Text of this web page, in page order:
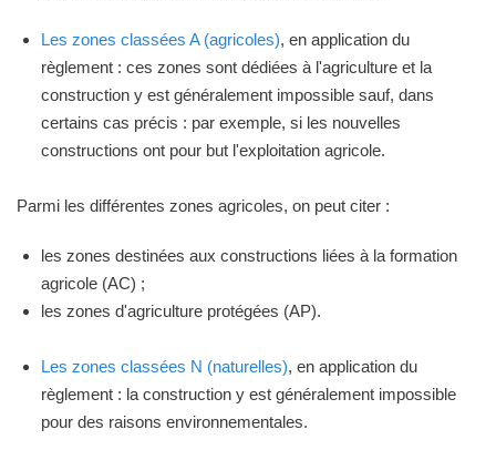
Les zones classées A (agricoles), en application du
règlement : ces zones sont dédiées à l'agriculture et la
construction y est généralement impossible sauf, dans
certains cas précis : par exemple, si les nouvelles
constructions ont pour but l'exploitation agricole.
Parmi les différentes zones agricoles, on peut citer :
les zones destinées aux constructions liées à la formation
agricole (AC) ;
les zones d'agriculture protégées (AP).
Les zones classées N (naturelles), en application du
règlement : la construction y est généralement impossible
pour des raisons environnementales.